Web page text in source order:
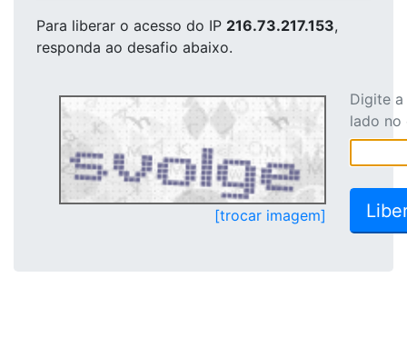
Para liberar o acesso do IP 216.73.217.153,
responda ao desafio abaixo.
[trocar imagem]
Digite
lado no